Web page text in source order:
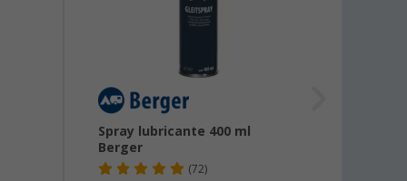
Spray lubricante 400 ml
Berger
(72)